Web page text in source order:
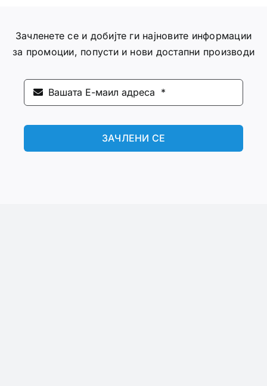
Зачленете се и добијте ги најновите информации
за промоции, попусти и нови достапни производи
ЗАЧЛЕНИ СЕ